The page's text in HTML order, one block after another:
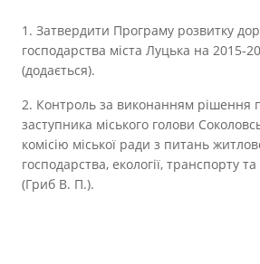
1. Затвердити Програму розвитку
господарства міста Луцька на 2015-
(додається).
2. Контроль за виконанням рішення
заступника міського голови
комісію міської ради з питань
господарства, екології, транспорту
(Гриб В. П.).